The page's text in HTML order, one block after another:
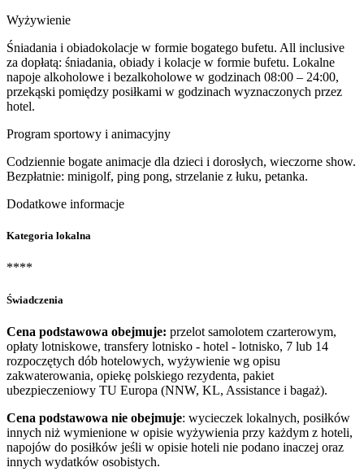
Wyżywienie
Śniadania i obiadokolacje w formie bogatego bufetu. All inclusive
za dopłatą: śniadania, obiady i kolacje w formie bufetu. Lokalne
napoje alkoholowe i bezalkoholowe w godzinach 08:00 – 24:00,
przekąski pomiędzy posiłkami w godzinach wyznaczonych przez
hotel.
Program sportowy i animacyjny
Codziennie bogate animacje dla dzieci i dorosłych, wieczorne show.
Bezpłatnie: minigolf, ping pong, strzelanie z łuku, petanka.
Dodatkowe informacje
Kategoria lokalna
****
Świadczenia
Cena podstawowa obejmuje: przelot samolotem czarterowym,
opłaty lotniskowe, transfery lotnisko - hotel - lotnisko, 7 lub 14
rozpoczętych dób hotelowych, wyżywienie wg opisu
zakwaterowania, opiekę polskiego rezydenta, pakiet
ubezpieczeniowy TU Europa (NNW, KL, Assistance i bagaż).
Cena podstawowa nie obejmuje: wycieczek lokalnych, posiłków
innych niż wymienione w opisie wyżywienia przy każdym z hoteli,
napojów do posiłków jeśli w opisie hoteli nie podano inaczej oraz
innych wydatków osobistych.